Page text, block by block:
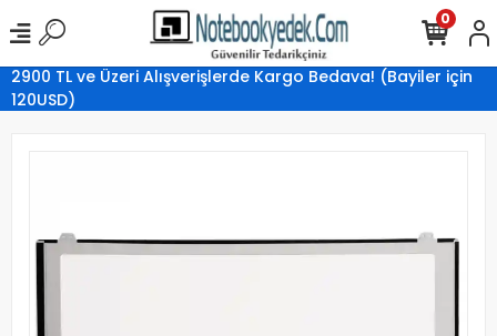
2900 TL ve Üzeri Alışverişlerde Kargo Bedava! (Bayiler için
120USD)
0